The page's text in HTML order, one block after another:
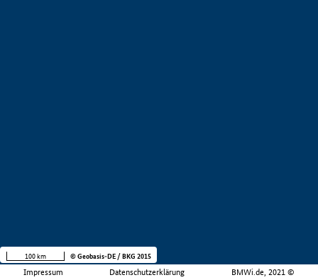
Impressum Datenschutzerklärung BMWi.de, 2021 ©
100 km © Geobasis-DE / BKG 2015